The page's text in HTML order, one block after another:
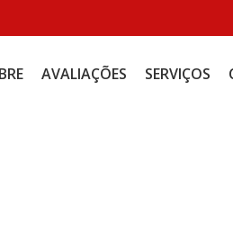
AVALIAÇÕES SERVIÇOS